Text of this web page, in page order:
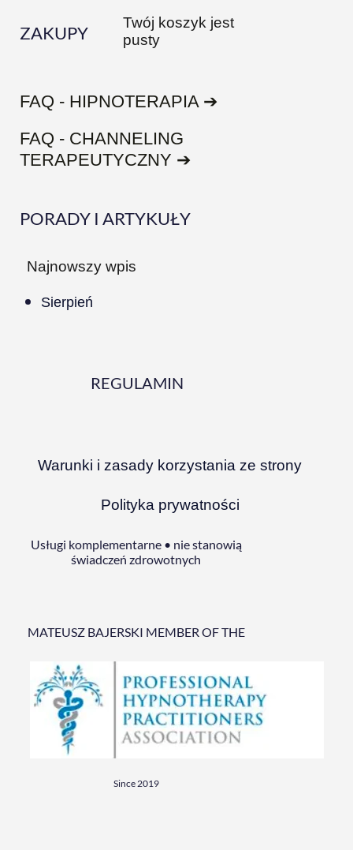
ZAKUPY
Twój koszyk jest
pusty
FAQ - HIPNOTERAPIA ➔
FAQ - CHANNELING
TERAPEUTYCZNY ➔
PORADY I ARTYKUŁY
Najnowszy wpis
Sierpień
REGULAMIN
Warunki i zasady korzystania ze strony
Polityka prywatności
Usługi komplementarne • nie stanowią
świadczeń zdrowotnych
MATEUSZ BAJERSKI MEMBER OF THE
Since 2019